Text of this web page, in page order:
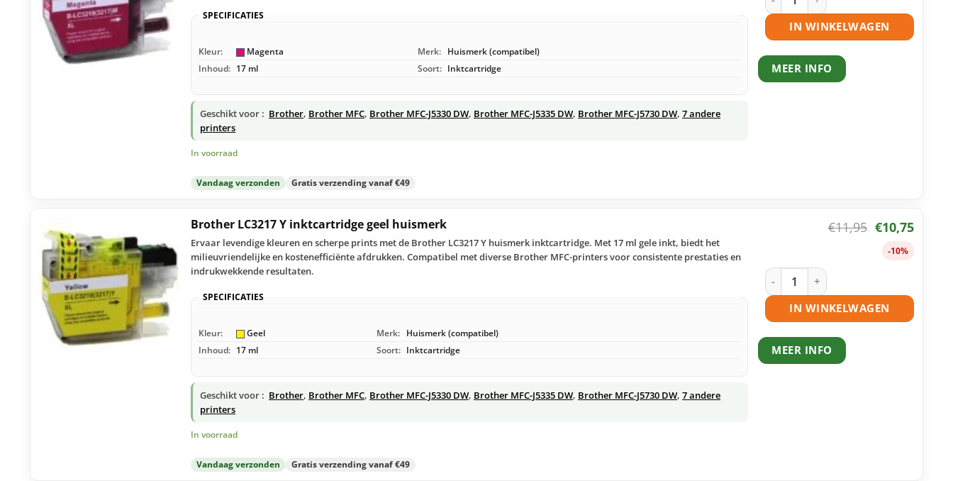
SPECIFICATIES
Kleur: Magenta Merk: Huismerk (compatibel)
Inhoud: 17 ml Soort: Inktcartridge
Geschikt voor : Brother, Brother MFC, Brother MFC-J5330 DW, Brother MFC-J5335 DW, Brother MFC-J5730 DW, 7 andere
printers
In voorraad
Vandaag verzonden Gratis verzending vanaf €49
IN WINKELWAGEN
MEER INFO
Brother LC3217 Y inktcartridge geel huismerk
Ervaar levendige kleuren en scherpe prints met de Brother LC3217 Y huismerk inktcartridge. Met 17 ml gele inkt, biedt het
milieuvriendelijke en kostenefficiënte afdrukken. Compatibel met diverse Brother MFC-printers voor consistente prestaties en
indrukwekkende resultaten.
SPECIFICATIES
Kleur: Geel Merk: Huismerk (compatibel)
Inhoud: 17 ml Soort: Inktcartridge
Geschikt voor : Brother, Brother MFC, Brother MFC-J5330 DW, Brother MFC-J5335 DW, Brother MFC-J5730 DW, 7 andere
printers
In voorraad
Vandaag verzonden Gratis verzending vanaf €49
€11,95 €10,75
-10%
Brother LC3217 Y inktcartridge geel
IN WINKELWAGEN
MEER INFO